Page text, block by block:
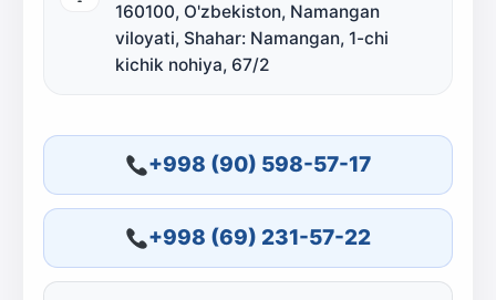
160100, O'zbekiston, Namangan
viloyati, Shahar: Namangan, 1-chi
kichik nohiya, 67/2
+998 (90) 598-57-17
+998 (69) 231-57-22